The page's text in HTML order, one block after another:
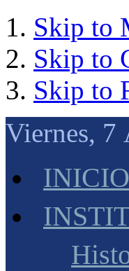
Skip to
Skip to
Skip to
Viernes,
INICIO